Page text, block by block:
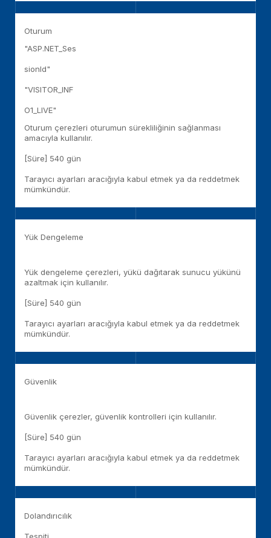
Oturum
"ASP.NET_Ses
sionld"
"VISITOR_INF
O1_LIVE"
Oturum çerezleri oturumun sürekliliğinin sağlanması
amacıyla kullanılır.
[Süre] 540 gün
Tarayıcı ayarları aracığıyla kabul etmek ya da reddetmek
mümkündür.
Yük Dengeleme
Yük dengeleme çerezleri, yükü dağıtarak sunucu yükünü
azaltmak için kullanılır.
[Süre] 540 gün
Tarayıcı ayarları aracığıyla kabul etmek ya da reddetmek
mümkündür.
Güvenlik
Güvenlik çerezler, güvenlik kontrolleri için kullanılır.
[Süre] 540 gün
Tarayıcı ayarları aracığıyla kabul etmek ya da reddetmek
mümkündür.
Dolandırıcılık